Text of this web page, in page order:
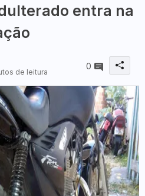
entra na
de leitura
0